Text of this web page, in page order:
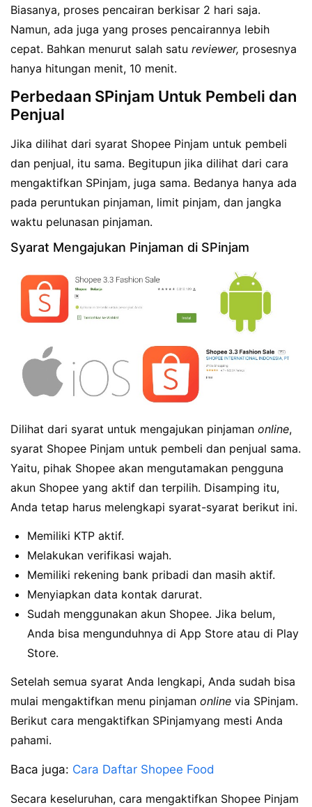
Biasanya, proses pencairan berkisar 2 hari saja.
Namun, ada juga yang proses pencairannya lebih
cepat. Bahkan menurut salah satu reviewer, prosesnya
hanya hitungan menit, 10 menit.
Perbedaan SPinjam Untuk Pembeli dan
Penjual
Jika dilihat dari syarat Shopee Pinjam untuk pembeli
dan penjual, itu sama. Begitupun jika dilihat dari cara
mengaktifkan SPinjam, juga sama. Bedanya hanya ada
pada peruntukan pinjaman, limit pinjam, dan jangka
waktu pelunasan pinjaman.
Syarat Mengajukan Pinjaman di SPinjam
Dilihat dari syarat untuk mengajukan pinjaman online,
syarat Shopee Pinjam untuk pembeli dan penjual sama.
Yaitu, pihak Shopee akan mengutamakan pengguna
akun Shopee yang aktif dan terpilih. Disamping itu,
Anda tetap harus melengkapi syarat-syarat berikut ini.
Memiliki KTP aktif.
Melakukan verifikasi wajah.
Memiliki rekening bank pribadi dan masih aktif.
Menyiapkan data kontak darurat.
Sudah menggunakan akun Shopee. Jika belum,
Anda bisa mengunduhnya di App Store atau di Play
Store.
Setelah semua syarat Anda lengkapi, Anda sudah bisa
mulai mengaktifkan menu pinjaman online via SPinjam.
Berikut cara mengaktifkan SPinjamyang mesti Anda
pahami.
Baca juga: Cara Daftar Shopee Food
Secara keseluruhan, cara mengaktifkan Shopee Pinjam